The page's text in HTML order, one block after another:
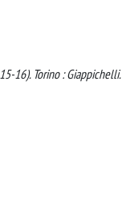
16). Torino : Giappichelli.